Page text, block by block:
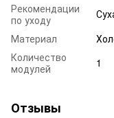
Рекомендации
по уходу
Материал
Количество
модулей
1
Отзывы